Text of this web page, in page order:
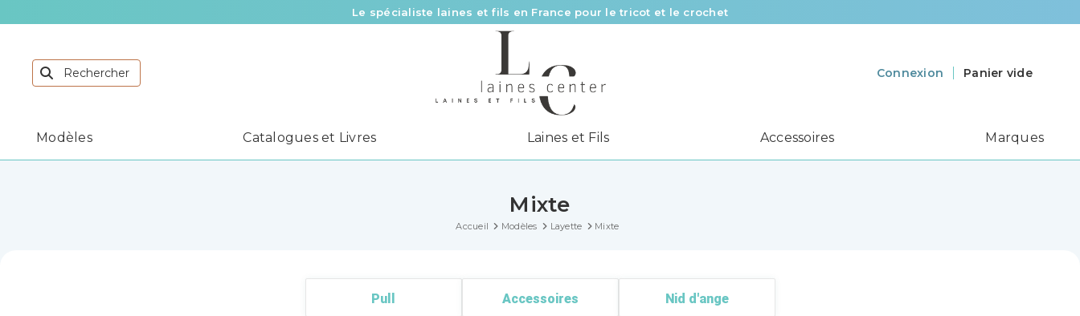
Des fils de qualité à tous les prix pour toutes vos envies !
Livraison offerte à partir de 58 € d’achat
Le spécialiste laines et fils en France pour le tricot et le crochet
Connexion Panier vide
Modèles Catalogues et Livres Laines et Fils Accessoires Marques
Mixte
Accueil Modèles Layette Mixte
Pull Accessoires Nid d'ange